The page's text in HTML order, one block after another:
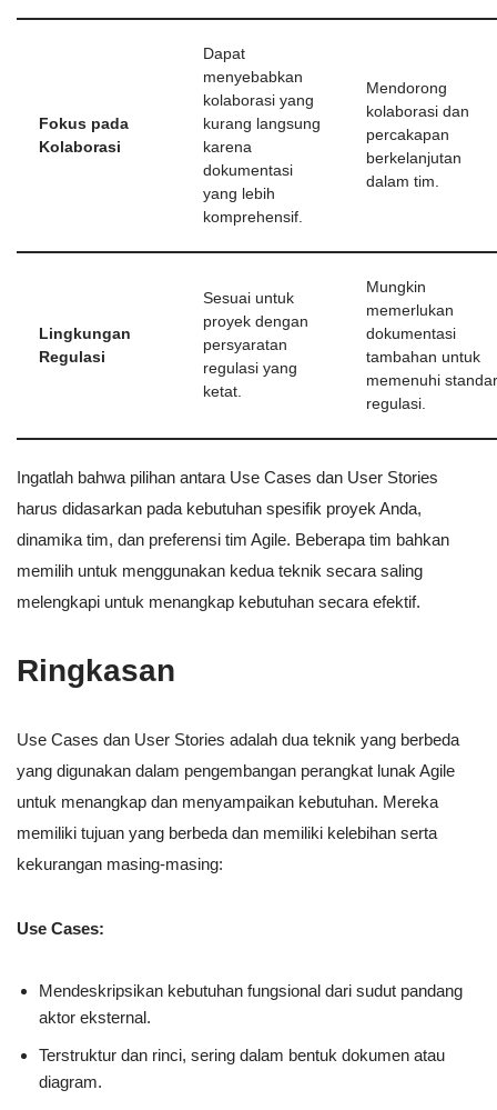
Fokus pada
Kolaborasi
Dapat
menyebabkan
kolaborasi yang
kurang langsung
karena
dokumentasi
yang lebih
komprehensif.
Mendorong
kolaborasi dan
percakapan
berkelanjutan
dalam tim.
Lingkungan
Regulasi
Sesuai untuk
proyek dengan
persyaratan
regulasi yang
ketat.
Mungkin
memerlukan
dokumentasi
tambahan untuk
memenuhi standar
regulasi.
Ingatlah bahwa pilihan antara Use Cases dan User Stories
harus didasarkan pada kebutuhan spesifik proyek Anda,
dinamika tim, dan preferensi tim Agile. Beberapa tim bahkan
memilih untuk menggunakan kedua teknik secara saling
melengkapi untuk menangkap kebutuhan secara efektif.
Ringkasan
Use Cases dan User Stories adalah dua teknik yang berbeda
yang digunakan dalam pengembangan perangkat lunak Agile
untuk menangkap dan menyampaikan kebutuhan. Mereka
memiliki tujuan yang berbeda dan memiliki kelebihan serta
kekurangan masing-masing:
Use Cases:
Mendeskripsikan kebutuhan fungsional dari sudut pandang
aktor eksternal.
Terstruktur dan rinci, sering dalam bentuk dokumen atau
diagram.